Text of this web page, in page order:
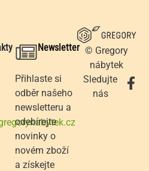
© Gregory
nábytek
Sledujte
nás
Newsletter
Přihlaste si
odběr našeho
newsletteru a
odebírejte
novinky o
novém zboží
a získejte